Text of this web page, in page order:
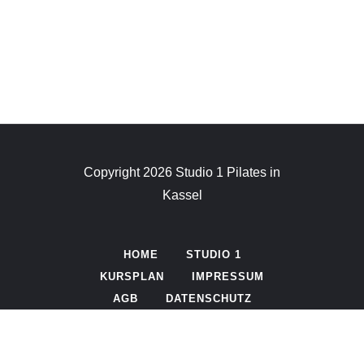
Copyright 2026 Studio 1 Pilates in
Kassel
HOME
STUDIO 1
KURSPLAN
IMPRESSUM
AGB
DATENSCHUTZ